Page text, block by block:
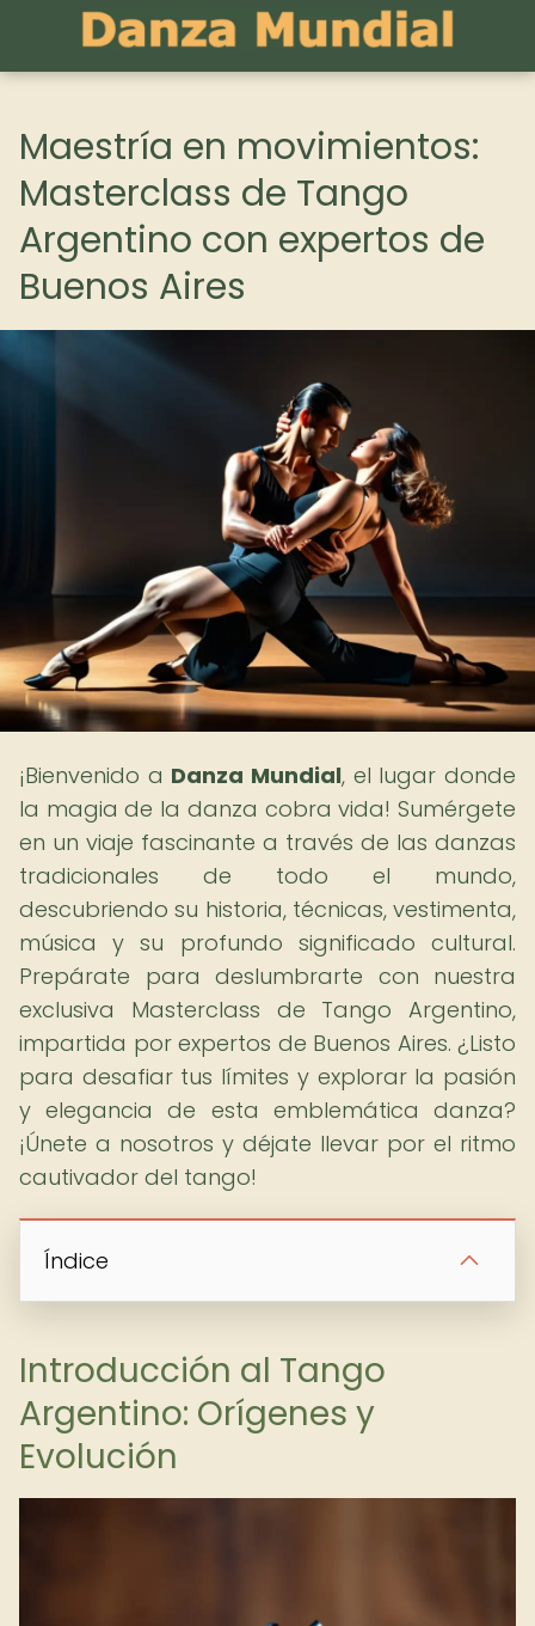
Maestría en movimientos:
Masterclass de Tango
Argentino con expertos de
Buenos Aires
¡Bienvenido a Danza Mundial, el lugar donde
la magia de la danza cobra vida! Sumérgete
en un viaje fascinante a través de las danzas
tradicionales de todo el mundo,
descubriendo su historia, técnicas, vestimenta,
música y su profundo significado cultural.
Prepárate para deslumbrarte con nuestra
exclusiva Masterclass de Tango Argentino,
impartida por expertos de Buenos Aires. ¿Listo
para desafiar tus límites y explorar la pasión
y elegancia de esta emblemática danza?
¡Únete a nosotros y déjate llevar por el ritmo
cautivador del tango!
Índice
Introducción al Tango
Argentino: Orígenes y
Evolución